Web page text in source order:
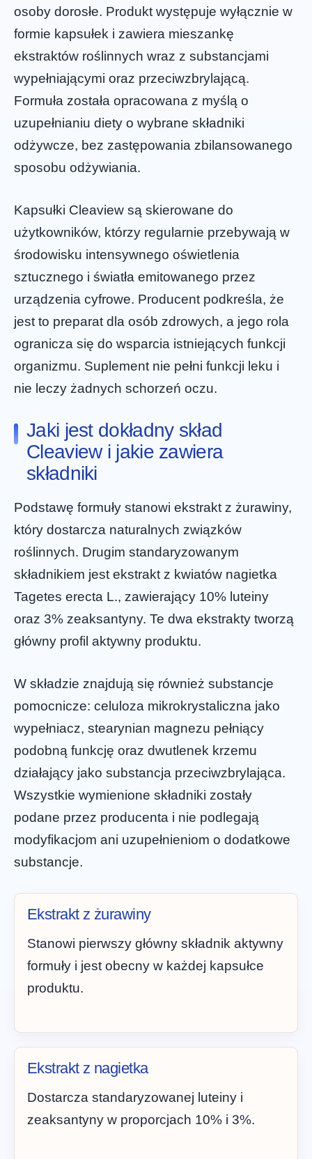
osoby dorosłe. Produkt występuje wyłącznie w
formie kapsułek i zawiera mieszankę
ekstraktów roślinnych wraz z substancjami
wypełniającymi oraz przeciwzbrylającą.
Formuła została opracowana z myślą o
uzupełnianiu diety o wybrane składniki
odżywcze, bez zastępowania zbilansowanego
sposobu odżywiania.
Kapsułki Cleaview są skierowane do
użytkowników, którzy regularnie przebywają w
środowisku intensywnego oświetlenia
sztucznego i światła emitowanego przez
urządzenia cyfrowe. Producent podkreśla, że
jest to preparat dla osób zdrowych, a jego rola
ogranicza się do wsparcia istniejących funkcji
organizmu. Suplement nie pełni funkcji leku i
nie leczy żadnych schorzeń oczu.
Jaki jest dokładny skład
Cleaview i jakie zawiera
składniki
Podstawę formuły stanowi ekstrakt z żurawiny,
który dostarcza naturalnych związków
roślinnych. Drugim standaryzowanym
składnikiem jest ekstrakt z kwiatów nagietka
Tagetes erecta L., zawierający 10% luteiny
oraz 3% zeaksantyny. Te dwa ekstrakty tworzą
główny profil aktywny produktu.
W składzie znajdują się również substancje
pomocnicze: celuloza mikrokrystaliczna jako
wypełniacz, stearynian magnezu pełniący
podobną funkcję oraz dwutlenek krzemu
działający jako substancja przeciwzbrylająca.
Wszystkie wymienione składniki zostały
podane przez producenta i nie podlegają
modyfikacjom ani uzupełnieniom o dodatkowe
substancje.
Ekstrakt z żurawiny
Stanowi pierwszy główny składnik aktywny
formuły i jest obecny w każdej kapsułce
produktu.
Ekstrakt z nagietka
Dostarcza standaryzowanej luteiny i
zeaksantyny w proporcjach 10% i 3%.